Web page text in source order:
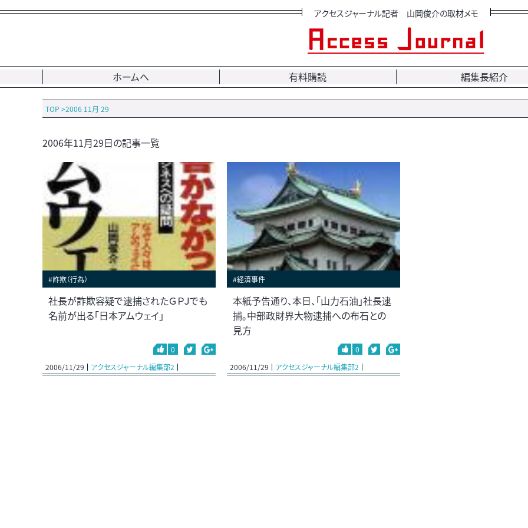
アクセスジャーナル記者 山岡俊介の取材メモ
ホームへ 有料購読 編集長紹介
TOP >2006 11月 29
2006年11月29日の記事一覧
#詐欺（行為）
社長が詐欺容疑で逮捕されたＧＰＪでも
名前が出る「日本アムウェイ」
0
2006/11/29
アクセスジャーナル編集部2
#経済事件
本紙予告通り、本日、「山力石油」社長逮
捕。中部政財界大物逮捕への布石との
見方
0
2006/11/29
アクセスジャーナル編集部2